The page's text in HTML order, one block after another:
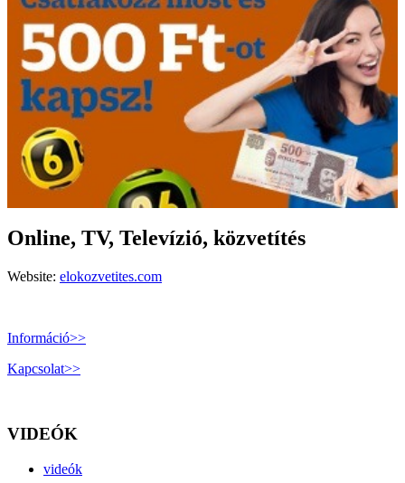
Online, TV, Televízió, közvetítés
Website: elokozvetites.com
Információ>>
Kapcsolat>>
VIDEÓK
videók